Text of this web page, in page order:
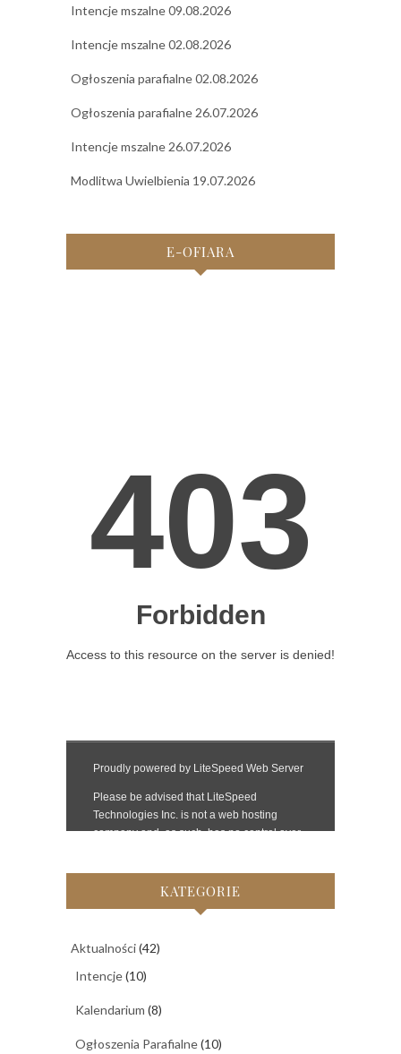
Intencje mszalne 09.08.2026
Intencje mszalne 02.08.2026
Ogłoszenia parafialne 02.08.2026
Ogłoszenia parafialne 26.07.2026
Intencje mszalne 26.07.2026
Modlitwa Uwielbienia 19.07.2026
E-OFIARA
KATEGORIE
Aktualności(42)
Intencje(10)
Kalendarium (8)
Ogłoszenia Parafialne(10)